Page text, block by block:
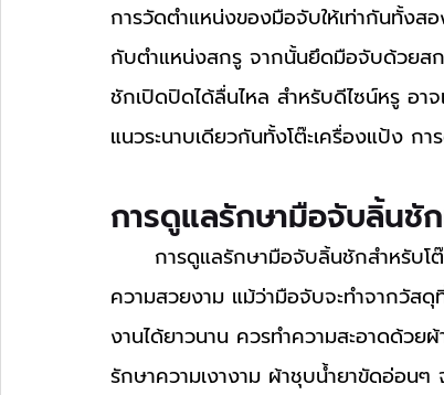
การวัดตำแหน่งของมือจับให้เท่ากันทั้งส
กับตำแหน่งสกรู จากนั้นยึดมือจับด้วยส
ชักเปิดปิดได้ลื่นไหล สำหรับดีไซน์หรู อา
แนวระนาบเดียวกันทั้งโต๊ะเครื่องแป้ง ก
การดูแลรักษามือจับลิ้นชั
ความสวยงาม แม้ว่ามือจับจะทำจากวัส
งานได้ยาวนาน ควรทำความสะอาดด้ว
รักษาความเงางาม ผ้าชุบน้ำยาขัดอ่อนๆ